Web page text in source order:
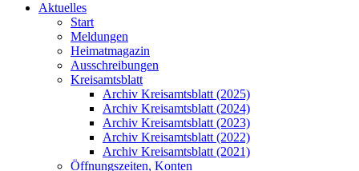
Aktuelles
Start
Meldungen
Heimatmagazin
Ausschreibungen
Kreisamtsblatt
Archiv Kreisamtsblatt (2025)
Archiv Kreisamtsblatt (2024)
Archiv Kreisamtsblatt (2023)
Archiv Kreisamtsblatt (2022)
Archiv Kreisamtsblatt (2021)
Öffnungszeiten, Konten